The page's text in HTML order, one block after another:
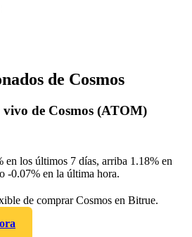
de Cosmos
vivo de Cosmos (ATOM)
en los últimos 7 días, arriba 1.18% en
-0.07% en la última hora.
de comprar Cosmos en Bitrue.